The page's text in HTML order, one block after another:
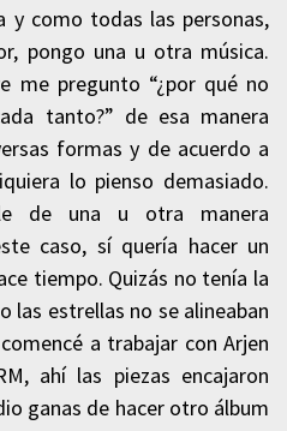
y como todas las personas,
pongo una u otra música.
me pregunto “¿por qué no
tanto?” de esa manera
formas y de acuerdo a
lo pienso demasiado.
de una u otra manera
caso, sí quería hacer un
tiempo. Quizás no tenía la
las estrellas no se alineaban
a trabajar con Arjen
ahí las piezas encajaron
ganas de hacer otro álbum